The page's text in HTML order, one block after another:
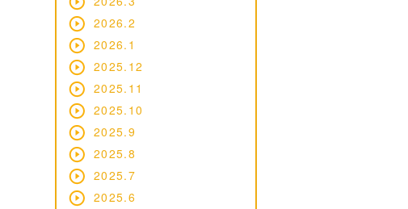
2026.2
2026.1
2025.12
2025.11
2025.10
2025.9
2025.8
2025.7
2025.6